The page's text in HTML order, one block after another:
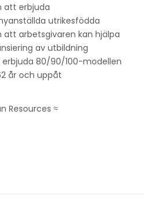
att erbjuda
utrikesfödda
arbetsgivaren kan hjälpa
av utbildning
80/90/100-modellen
år och uppåt
Resources ≈